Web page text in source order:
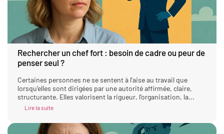
Rechercher un chef fort : besoin de cadre ou peur de
penser seul ?
Certaines personnes ne se sentent à l’aise au travail que
lorsqu’elles sont dirigées par une autorité affirmée, claire,
structurante. Elles valorisent la rigueur, l’organisation, la...
Lire la suite